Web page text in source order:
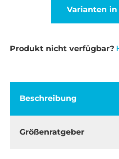
Varianten
Produkt nicht verfügbar?
Beschreibung
Größenratgeber